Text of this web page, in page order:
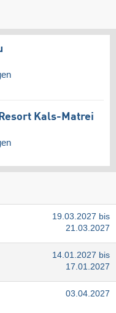
Kals-Matrei
19.03.2027 bis
21.03.2027
14.01.2027 bis
17.01.2027
03.04.2027